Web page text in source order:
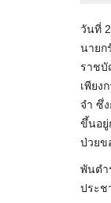
วันที่
นายก
ราชบั
เพียง
จำ ซึ่
ขึ้นอยู่
ป่วยข
พันตำ
ประช